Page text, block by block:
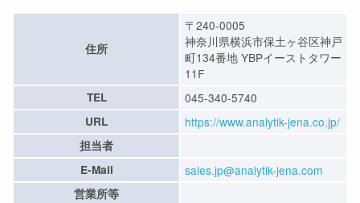
住所
〒240-0005
神奈川県横浜市保土ヶ谷区神戸
町134番地 YBPイーストタワー
11F
TEL 045-340-5740
URL https://www.analytik-jena.co.jp/
担当者
E-Mail
sales.jp@analytik-jena.com
営業所等